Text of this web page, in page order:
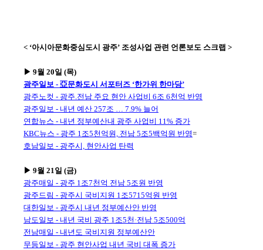
< ‘아시아문화중심도시 광주’ 조성사업 관련 언론보도 스크랩 >
▶ 9월 20일 (목)
광주일보 - 亞문화도시 서포터즈 ‘한가위 한마당’
광주노컷 - 광주.전남 주요 현안 사업비 6조 6천억 반영
광주일보 - 내년 예산 257조 … 7.9% 늘어
연합뉴스 - 내년 정부예산내 광주 사업비 11% 증가
KBC뉴스 - 광주 1조5천억원, 전남 5조5백억원 반영=
호남일보 - 광주시, 현안사업 탄력
▶ 9월 21일 (금)
광주매일 - 광주 1조7천억 전남 5조원 반영
광주드림 - 광주시 국비지원 1조5715억원 반영
대한일보 - 광주시 내년 정부예산안 반영
남도일보 - 내년 국비 광주 1조5천·전남 5조500억
전남매일 - 내년도 국비지원 정부예산안
무등일보 - 광주 현안사업 내년 국비 대폭 증가